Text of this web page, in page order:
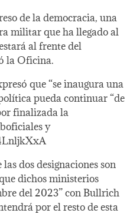
de la democracia, una
militar que ha llegado al
al frente del
la Oficina.
que “se inaugura una
pueda continuar “de
finalizada la
y
dos designaciones son
dichos ministerios
del 2023” con Bullrich
por el resto de esta